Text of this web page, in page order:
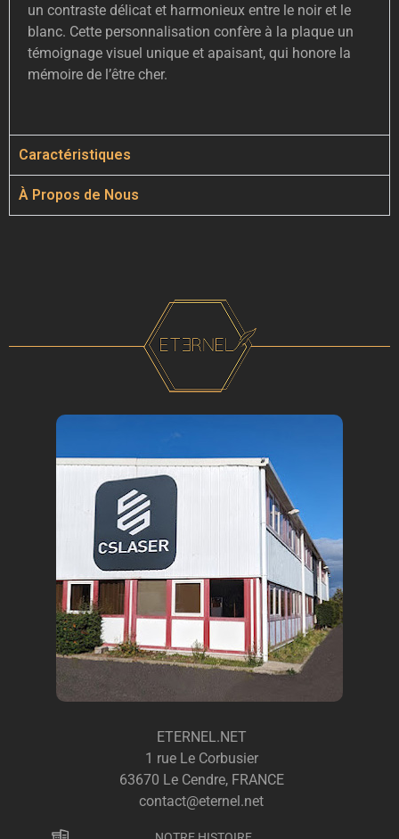
un contraste délicat et harmonieux entre le noir et le
blanc. Cette personnalisation confère à la plaque un
témoignage visuel unique et apaisant, qui honore la
mémoire de l’être cher.
Caractéristiques
À Propos de Nous
ETERNEL.NET
1 rue Le Corbusier
63670 Le Cendre, FRANCE
contact@eternel.net